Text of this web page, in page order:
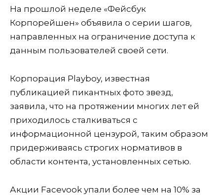
На прошлой неделе «Фейсбук
Корпорейшен» объявила о серии шагов,
направленных на ограничение доступа к
данным пользователей своей сети.
Корпорация Playboy, известная
публикацией пикантных фото звезд,
заявила, что на протяжении многих лет ей
приходилось сталкиваться с
информационной цензурой, таким образом
придерживаясь строгих нормативов в
области контента, установленных сетью.
Акции Facevook упали более чем на 10% за